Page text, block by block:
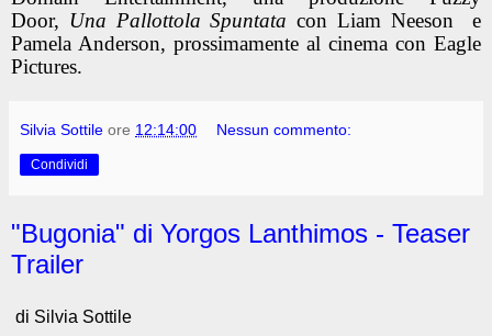
Door, Una Pallottola Spuntata con Liam Neeson e
Pamela Anderson, prossimamente al cinema con Eagle
Pictures.
Silvia Sottile ore 12:14:00 Nessun commento:
Condividi
"Bugonia" di Yorgos Lanthimos - Teaser
Trailer
di Silvia Sottile